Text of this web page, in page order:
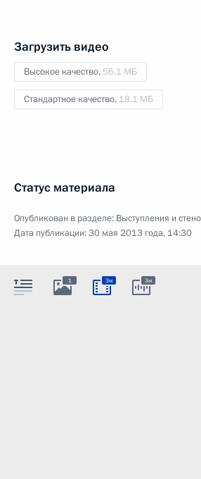
Загрузить видео
Высокое качество, 56.1 МБ
Стандартное качество, 18.1 МБ
Статус материала
Опубликован в разделе: Выступления и
Дата публикации:30 мая 2013 года, 14:30
1 3м 3м